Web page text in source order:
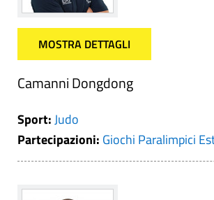
MOSTRA DETTAGLI
Camanni Dongdong
Sport:Judo
Partecipazioni: Giochi Paralimpici